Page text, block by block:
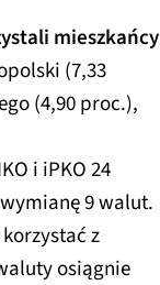
mieszkańcy
(7,33
(4,90 proc.),
i iPKO 24
9 walut.
z
osiągnie